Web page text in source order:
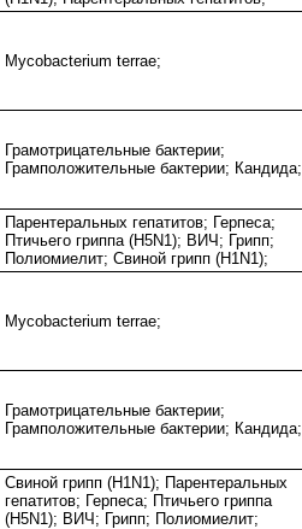
Mycobacterium terrae;
Грамотрицательные бактерии;
Грамположительные бактерии; Кандида;
Парентеральных гепатитов; Герпеса;
Птичьего гриппа (H5N1); ВИЧ; Грипп;
Полиомиелит; Свиной грипп (H1N1);
Mycobacterium terrae;
Грамотрицательные бактерии;
Грамположительные бактерии; Кандида;
Свиной грипп (H1N1); Парентеральных
гепатитов; Герпеса; Птичьего гриппа
(H5N1); ВИЧ; Грипп; Полиомиелит;